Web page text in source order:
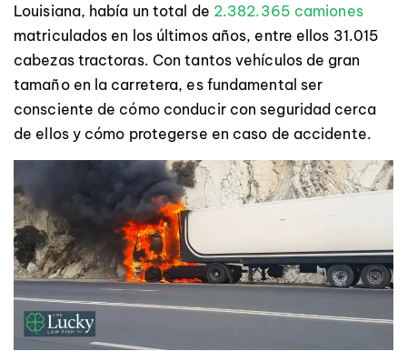
Louisiana, había un total de 2.382.365 camiones
matriculados en los últimos años, entre ellos 31.015
cabezas tractoras. Con tantos vehículos de gran
tamaño en la carretera, es fundamental ser
consciente de cómo conducir con seguridad cerca
de ellos y cómo protegerse en caso de accidente.